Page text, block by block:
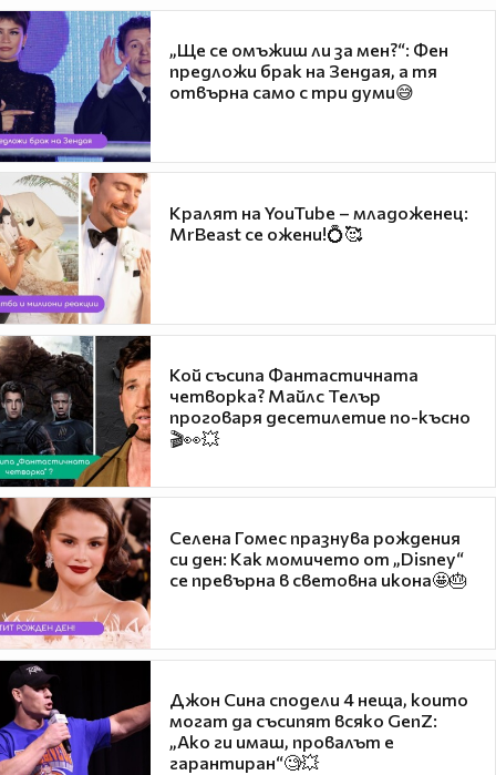
„Ще се омъжиш ли за мен?“: Фен
предложи брак на Зендая, а тя
отвърна само с три думи😅
Кралят на YouTube – младоженец:
MrBeast се ожени!💍🥰
Кой съсипа Фантастичната
четворка? Майлс Телър
проговаря десетилетие по-късно
🎬👀💥
Селена Гомес празнува рождения
си ден: Как момичето от „Disney“
се превърна в световна икона🤩🎂
Джон Сина сподели 4 неща, които
могат да съсипят всяко GenZ:
„Ако ги имаш, провалът е
гарантиран“🧐💥